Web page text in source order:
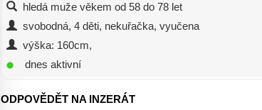
hledá muže věkem od 58 do 78 let
svobodná, 4 děti, nekuřačka, vyučena
výška: 160cm,
dnes aktivní
ODPOVĚDĚT NA INZERÁT